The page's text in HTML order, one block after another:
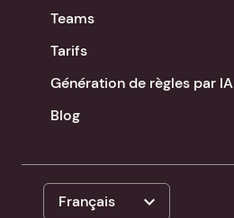
Teams
Tarifs
Génération de règles par IA
Blog
Français expand_more